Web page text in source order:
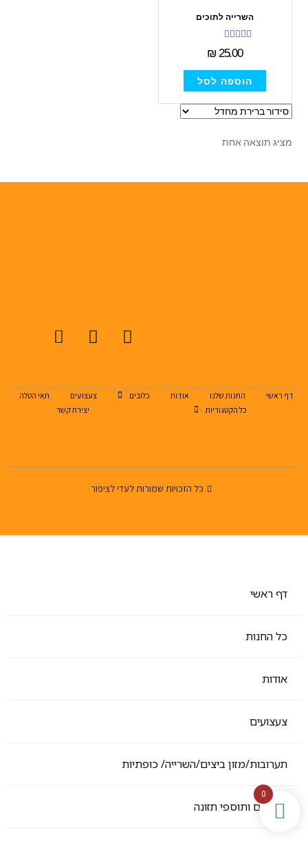
השרייה לתוכים
דורג5.00
₪25.00
הוספה לסל
מציג תוצאה אחת
דף ראשי החנות שלנו אודות כלובים צעצועים
תאי הטלה
כל הקטגוריות
יצירת קשר
כל הזכויות שמורות לעדי לציפור
0
דף ראשי
כל החנות
אודות
צעצועים
תערובות/מזון ביצים/השרייה/ כופתיות
ויטמנים ותוספי תזונה